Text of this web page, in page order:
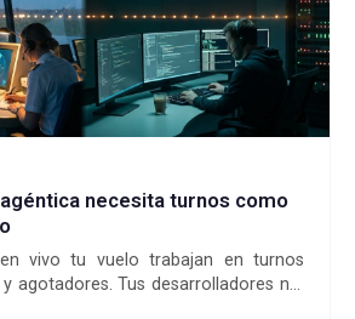
necesita turnos como
vivo tu vuelo trabajan en turnos
agotadores. Tus desarrolladores no.